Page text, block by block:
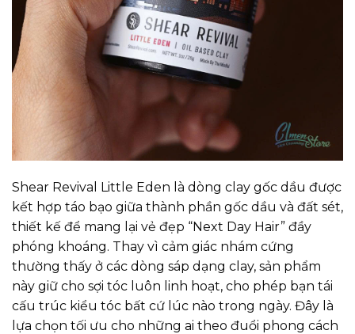
Shear Revival Little Eden là dòng clay gốc dầu được
kết hợp táo bạo giữa thành phần gốc dầu và đất sét,
thiết kế để mang lại vẻ đẹp “Next Day Hair” đầy
phóng khoáng. Thay vì cảm giác nhám cứng
thường thấy ở các dòng sáp dạng clay, sản phẩm
này giữ cho sợi tóc luôn linh hoạt, cho phép bạn tái
cấu trúc kiểu tóc bất cứ lúc nào trong ngày. Đây là
lựa chọn tối ưu cho những ai theo đuổi phong cách